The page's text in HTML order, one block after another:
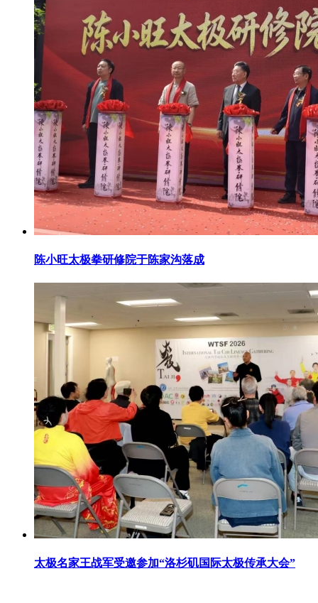
陈小旺太极拳研修院于陈家沟落成
太极名家王战军受邀参加“洛杉矶国际太极传承大会”